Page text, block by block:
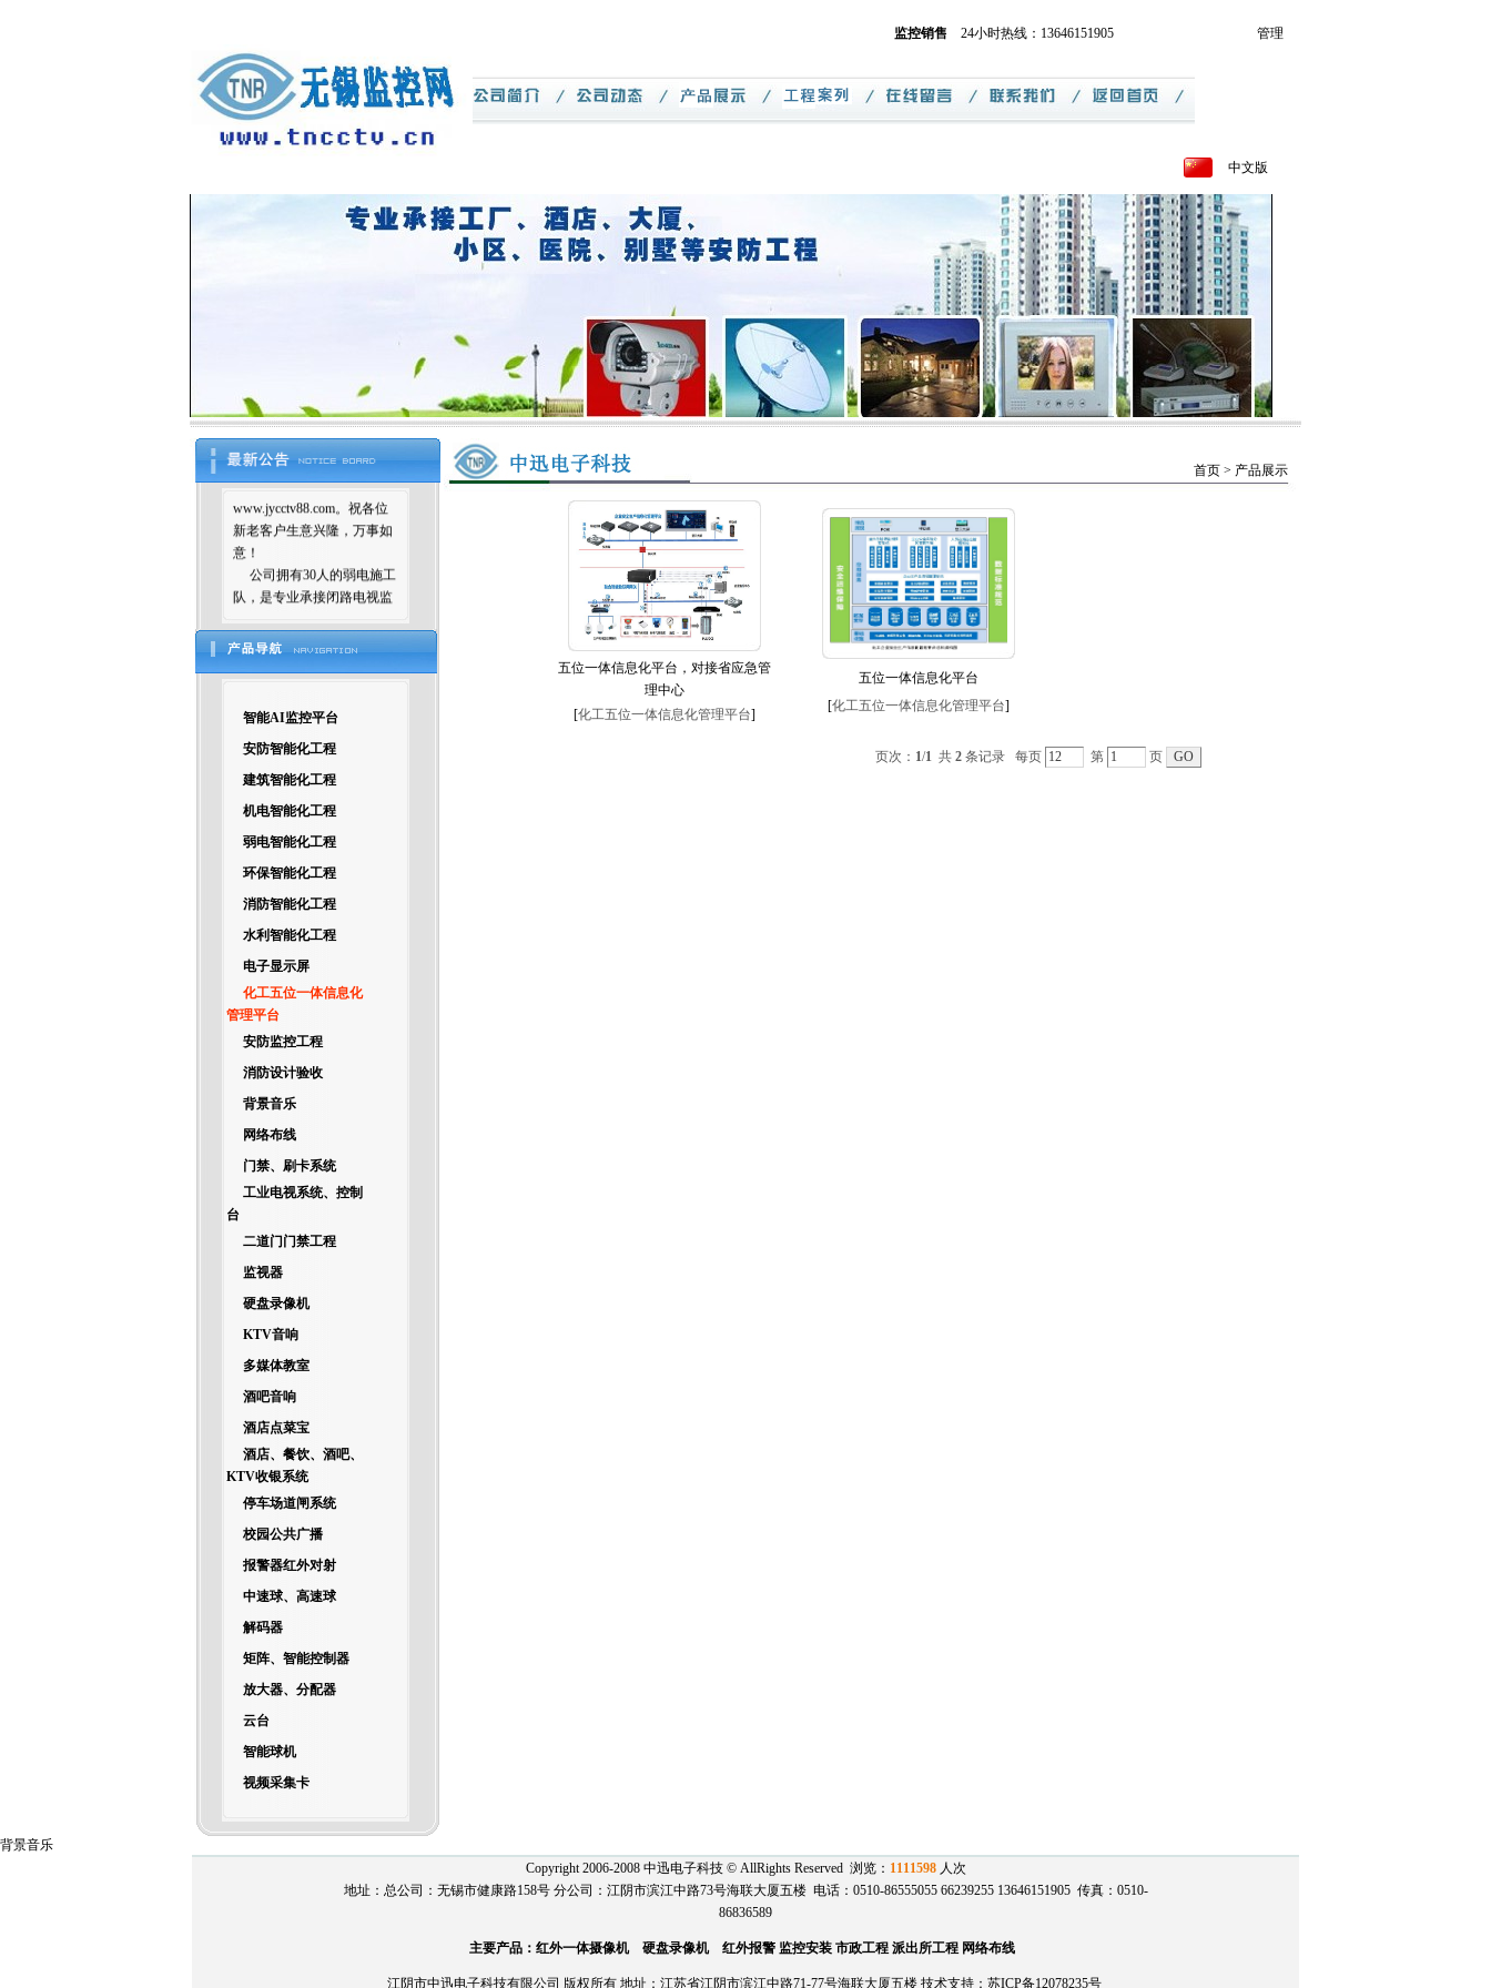
监控销售 24小时热线：13646151905 管理
中文版
欢迎光临
新老客户生意兴隆，万事如
意！
公司拥有30人的弱电施工
队，是专业承接闭路电视监
控系统，智能楼宇控制系
统，远程监控系统，防盗报
警系统，门禁考勤系统，网
络通讯系统和综合布线工程
程规划及设计、工程安装调
试、系统维护等业务的科技
司、智能化公司设计方案、
出图纸等服务！
智能AI监控平台
安防智能化工程
建筑智能化工程
机电智能化工程
弱电智能化工程
环保智能化工程
消防智能化工程
水利智能化工程
电子显示屏
化工五位一体信息化
管理平台
安防监控工程
消防设计验收
背景音乐
网络布线
门禁、刷卡系统
工业电视系统、控制
台
二道门门禁工程
监视器
硬盘录像机
KTV音响
多媒体教室
酒吧音响
酒店点菜宝
酒店、餐饮、酒吧、
KTV收银系统
停车场道闸系统
校园公共广播
报警器红外对射
中速球、高速球
解码器
矩阵、智能控制器
放大器、分配器
云台
智能球机
视频采集卡
首页 > 产品展示
五位一体信息化平台，对接省应急管
理中心
[化工五位一体信息化管理平台]
五位一体信息化平台
[化工五位一体信息化管理平台]
页次： 1/1共 2条记录 每页 第 页
背景音乐
Copyright 2006-2008 中迅电子科技 © AllRights Reserved 浏览： 1111598人次
地址：总公司：无锡市健康路158号 分公司：江阴市滨江中路73号海联大厦五楼 电话：0510-86555055 66239255 13646151905 传真：0510-
86836589
主要产品：红外一体摄像机 硬盘录像机 红外报警 监控安装 市政工程 派出所工程 网络布线
江阴市中迅电子科技有限公司 版权所有 地址：江苏省江阴市滨江中路71-77号海联大厦五楼 技术支持： 苏ICP备12078235号